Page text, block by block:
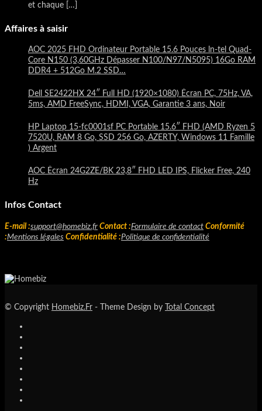
et chaque
[…]
Affaires à saisir
AOC 2025 FHD Ordinateur Portable 15.6 Pouces ln-tel Quad-
Core N150 (3,60GHz Dépasser N100/N97/N5095) 16Go RAM
DDR4 + 512Go M.2 SSD…
Dell SE2422HX 24″ Full HD (1920×1080) Écran PC, 75Hz, VA,
5ms, AMD FreeSync, HDMI, VGA, Garantie 3 ans, Noir
HP Laptop 15-fc0001sf PC Portable 15.6″ FHD (AMD Ryzen 5
7520U, RAM 8 Go, SSD 256 Go, AZERTY, Windows 11 Famille
) Argent
AOC Écran 24G2ZE/BK 23,8″ FHD LED IPS, Flicker Free, 240
Hz
Infos Contact
E-mail :support@homebiz.fr Contact :Formulaire de contact Conformité
:Mentions légales Confidentialité :Politique de confidentialité
© Copyright Homebiz.Fr - Theme Design by Total Concept